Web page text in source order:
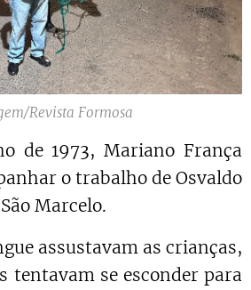
Revista Formosa
de 1973, Mariano França
o trabalho de Osvaldo
Marcelo.
assustavam as crianças,
tentavam se esconder para